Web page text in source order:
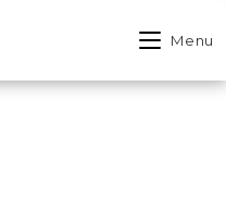
Menu